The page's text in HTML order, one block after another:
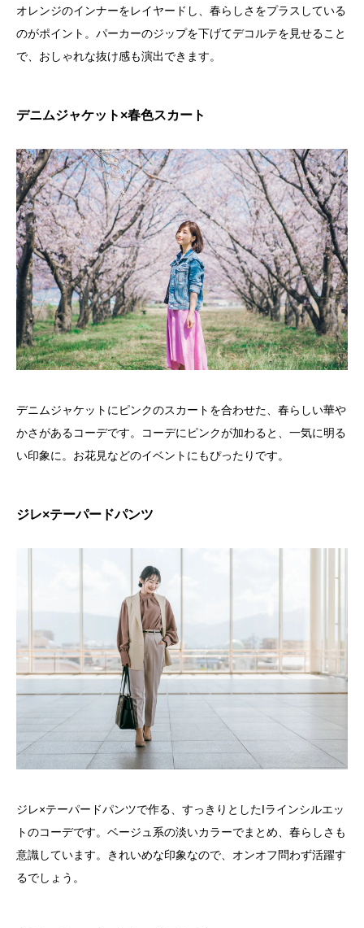
オレンジのインナーをレイヤードし、春らしさをプラスしている
のがポイント。パーカーのジップを下げてデコルテを見せること
で、おしゃれな抜け感も演出できます。
デニムジャケット×春色スカート
デニムジャケットにピンクのスカートを合わせた、春らしい華や
かさがあるコーデです。コーデにピンクが加わると、一気に明る
い印象に。お花見などのイベントにもぴったりです。
ジレ×テーパードパンツ
ジレ×テーパードパンツで作る、すっきりとしたIラインシルエッ
トのコーデです。ベージュ系の淡いカラーでまとめ、春らしさも
意識しています。きれいめな印象なので、オンオフ問わず活躍す
るでしょう。